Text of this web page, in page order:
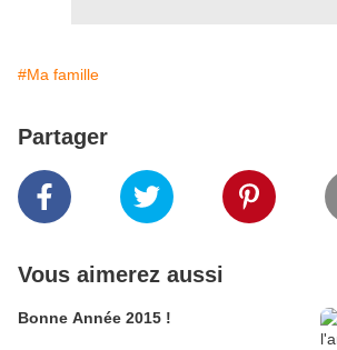
#Ma famille
Partager
Vous aimerez aussi
Bonne Année 2015 !